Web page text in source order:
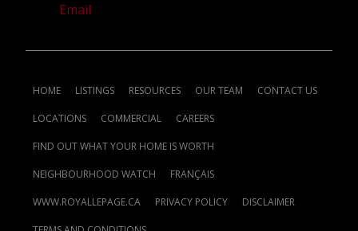
Email
HOME LISTINGS RESOURCES OUR TEAM CONTACT US
LOCATIONS COMMERCIAL CAREERS
FIND OUT WHAT YOUR HOME IS WORTH
NEIGHBOURHOOD WATCH FRANÇAIS
WWW.ROYALLEPAGE.CA PRIVACY POLICY DISCLAIMER